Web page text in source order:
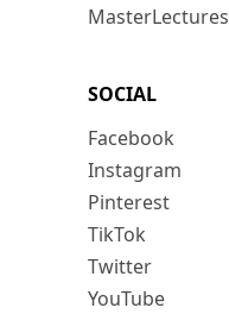
MasterLectures
SOCIAL
Facebook
Instagram
Pinterest
TikTok
Twitter
YouTube